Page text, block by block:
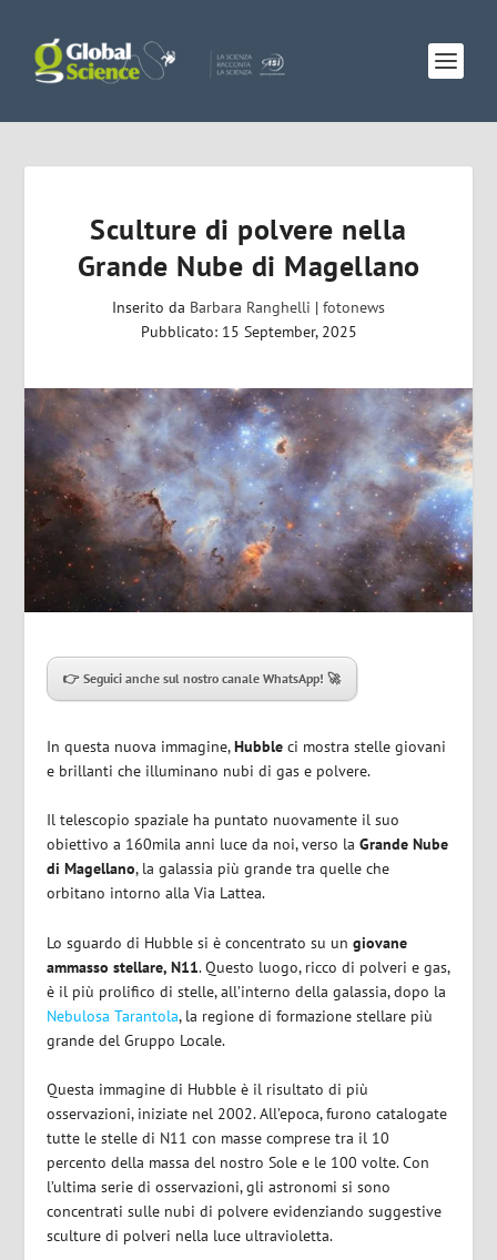
Sculture di polvere nella
Grande Nube di Magellano
Inserito da Barbara Ranghelli | fotonews
Pubblicato: 15 September, 2025
👉 Seguici anche sul nostro canale WhatsApp! 🚀
In questa nuova immagine,Hubble ci mostra stelle giovani
e brillanti che illuminano nubi di gas e polvere.
Il telescopio spaziale ha puntato nuovamente il suo
obiettivo a 160mila anni luce da noi, verso laGrande Nube
di Magellano, la galassia più grande tra quelle che
orbitano intorno alla Via Lattea.
Lo sguardo di Hubble si è concentrato su ungiovane
ammasso stellare, N11. Questo luogo, ricco di polveri e gas,
è il più prolifico di stelle, all’interno della galassia, dopo la
Nebulosa Tarantola, la regione di formazione stellare più
grande del Gruppo Locale.
Questa immagine di Hubble è il risultato di più
osservazioni, iniziate nel 2002. All’epoca, furono catalogate
tutte le stelle di N11 con masse comprese tra il 10
percento della massa del nostro Sole e le 100 volte. Con
l’ultima serie di osservazioni, gli astronomi si sono
concentrati sulle nubi di polvere evidenziando suggestive
sculture di polveri nella luce ultravioletta.